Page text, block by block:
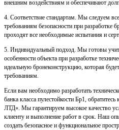
внешним воздействиям и обеспечивают
4. Соответствие стандартам. Мы следуем
требованиям безопасности при разработке
проходят все необходимые испытания и
5. Индивидуальный подход. Мы готовы
особенности объекта при разработке
идеальную бронеконструкцию, которая
требованиям.
Если вам необходимо разработать
банка класса пулестойкости Бр1,
ЛТД». Мы гарантируем высокое качество
клиенту и выполнение работ в срок. Наш
создать безопасное и функциональное